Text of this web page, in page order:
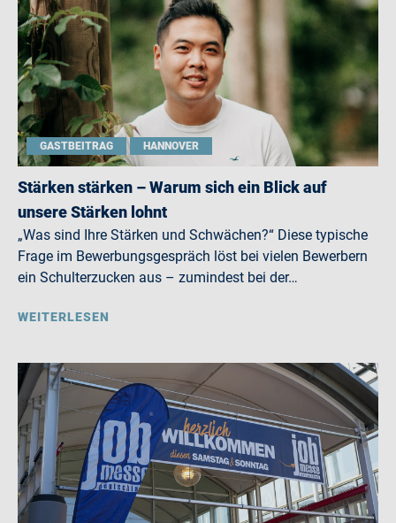
GASTBEITRAG HANNOVER
Stärken stärken – Warum sich ein Blick auf
unsere Stärken lohnt
„Was sind Ihre Stärken und Schwächen?“ Diese typische
Frage im Bewerbungsgespräch löst bei vielen Bewerbern
ein Schulterzucken aus – zumindest bei der…
WEITERLESEN